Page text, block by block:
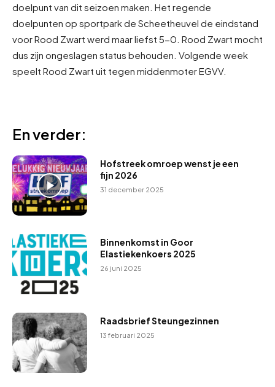
doelpunt van dit seizoen maken. Het regende
doelpunten op sportpark de Scheetheuvel de eindstand
voor Rood Zwart werd maar liefst 5-0. Rood Zwart mocht
dus zijn ongeslagen status behouden. Volgende week
speelt Rood Zwart uit tegen middenmoter EGVV.
En verder:
Hofstreek omroep wenst je een
fijn 2026
31 december 2025
Binnenkomst in Goor
Elastiekenkoers 2025
26 juni 2025
Raadsbrief Steungezinnen
13 februari 2025